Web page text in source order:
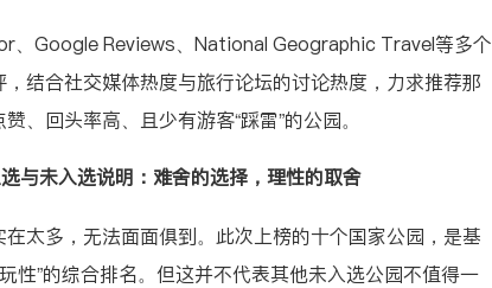
、 Google Reviews、 National Geographic Travel等多个
结合社交媒体热度与旅行论坛的讨论热度，力求推荐那
、回头率高、且少有游客“踩雷”的公园。
与未入选说明：难舍的选择，理性的取舍
太多，无法面面俱到。此次上榜的十个国家公园，是基
性”的综合排名。但这并不代表其他未入选公园不值得一